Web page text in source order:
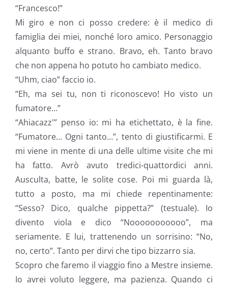
“Francesco!”
Mi giro e non ci posso credere: è il medico di
famiglia dei miei, nonché loro amico. Personaggio
alquanto buffo e strano. Bravo, eh. Tanto bravo
che non appena ho potuto ho cambiato medico.
“Uhm, ciao” faccio io.
“Eh, ma sei tu, non ti riconoscevo! Ho visto un
fumatore…”
“Ahiacazz'” penso io: mi ha etichettato, è la fine.
“Fumatore… Ogni tanto…”, tento di giustificarmi. E
mi viene in mente di una delle ultime visite che mi
ha fatto. Avrò avuto tredici-quattordici anni.
Ausculta, batte, le solite cose. Poi mi guarda là,
tutto a posto, ma mi chiede repentinamente:
“Sesso? Dico, qualche pippetta?” (testuale). Io
divento viola e dico “Nooooooooooo”, ma
seriamente. E lui, trattenendo un sorrisino: “No,
no, certo”. Tanto per dirvi che tipo bizzarro sia.
Scopro che faremo il viaggio fino a Mestre insieme.
Io avrei voluto leggere, ma pazienza. Quando ci